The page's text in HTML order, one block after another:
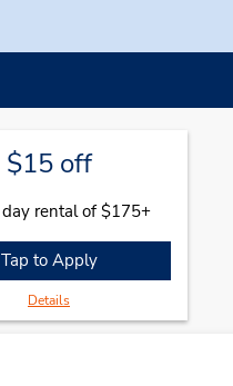
$15 off
rental of $175+
Tap to Apply
Details